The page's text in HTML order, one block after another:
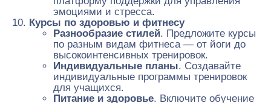
эмоциями и стресса.
Курсы по здоровью и фитнесу
Разнообразие стилей. Предложите курсы
по разным видам фитнеса — от йоги до
высокоинтенсивных тренировок.
Индивидуальные планы. Создавайте
индивидуальные программы тренировок
для учащихся.
Питание и здоровье. Включите обучение